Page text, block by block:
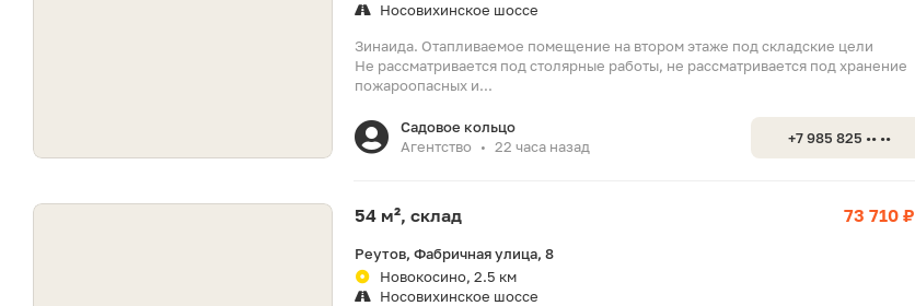
Носовихинское шоссе
Зинаида. Отапливаемое помещение на втором этаже под складские цели
Не рассматривается под столярные работы, не рассматривается под хранение
пожароопасных и...
Садовое кольцо
Агентство
• 22 часа назад +7 985 825 •• ••
54 м², склад 73 710 ₽
Реутов, Фабричная улица, 8
Новокосино, 2.5 км
Носовихинское шоссе